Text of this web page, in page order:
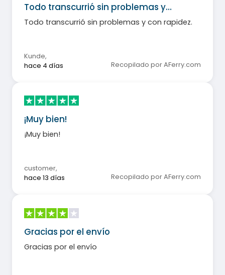
Todo transcurrió sin problemas y…
Todo transcurrió sin problemas y con rapidez.
Kunde,
hace 4 días
Recopilado por AFerry.com
¡Muy bien!
¡Muy bien!
customer,
hace 13 días
Recopilado por AFerry.com
Gracias por el envío
Gracias por el envío